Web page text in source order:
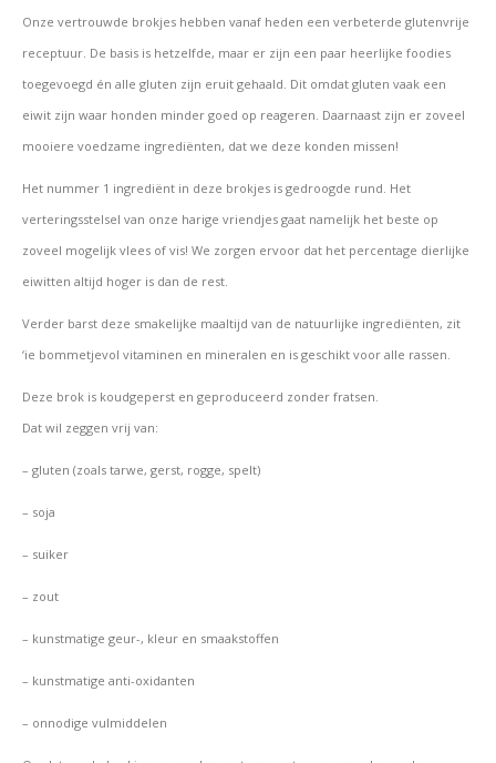
Onze vertrouwde brokjes hebben vanaf heden een verbeterde glutenvrije
receptuur. De basis is hetzelfde, maar er zijn een paar heerlijke foodies
toegevoegd én alle gluten zijn eruit gehaald. Dit omdat gluten vaak een
eiwit zijn waar honden minder goed op reageren. Daarnaast zijn er zoveel
mooiere voedzame ingrediënten, dat we deze konden missen!
Het nummer 1 ingrediënt in deze brokjes is gedroogde rund. Het
verteringsstelsel van onze harige vriendjes gaat namelijk het beste op
zoveel mogelijk vlees of vis! We zorgen ervoor dat het percentage dierlijke
eiwitten altijd hoger is dan de rest.
Verder barst deze smakelijke maaltijd van de natuurlijke ingrediënten, zit
‘ie bommetjevol vitaminen en mineralen en is geschikt voor alle rassen.
Deze brok is koudgeperst en geproduceerd zonder fratsen.
Dat wil zeggen vrij van:
– gluten (zoals tarwe, gerst, rogge, spelt)
– soja
– suiker
– zout
– kunstmatige geur-, kleur en smaakstoffen
– kunstmatige anti-oxidanten
– onnodige vulmiddelen